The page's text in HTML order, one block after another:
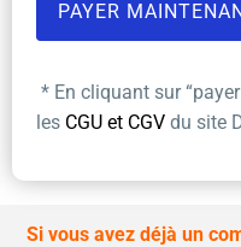
* En cliquant sur
les CGU et CGV du site
Si vous avez déjà un